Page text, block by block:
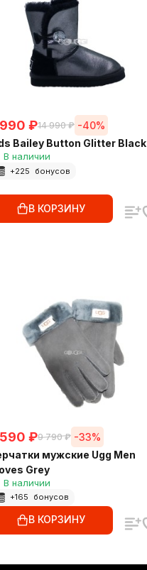
₽14 990 ₽ -40%
Bailey Button Glitter Black
В наличии
+225 бонусов
В КОРЗИНУ
₽9 790 ₽ -33%
мужские Ugg Men
Grey
В наличии
+165 бонусов
В КОРЗИНУ